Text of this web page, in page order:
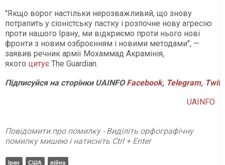
"Якщо ворог настільки нерозважливий, що знову
потрапить у сіоністську пастку і розпочне нову агресію
проти нашого Ірану, ми відкриємо проти нього нові
фронти з новим озброєнням і новими методами", —
заявив речник армії Мохаммад Акрамінія,
якого цитує The Guardian.
ПідписуйсянасторінкиUAINFO Facebook, Telegram,
UAINFO
Повідомити про помилку - Виділіть орфографічну
помилку мишею і натисніть Ctrl + Enter
Іран США війна